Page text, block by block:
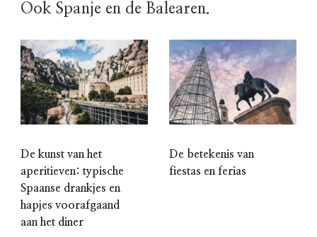
Ook Spanje en de Balearen.
De kunst van het
aperitieven: typische
Spaanse drankjes en
hapjes voorafgaand
aan het diner
De betekenis van
fiestas en ferias